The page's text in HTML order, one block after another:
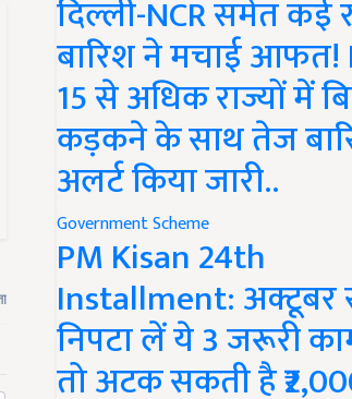
दिल्ली-NCR समेत कई
बारिश ने मचाई आफत!
15 से अधिक राज्यों में
कड़कने के साथ तेज
अलर्ट किया जारी..
Government Scheme
PM Kisan 24th
Installment:
निपटा लें ये 3 जरूरी
तो अटक सकती है